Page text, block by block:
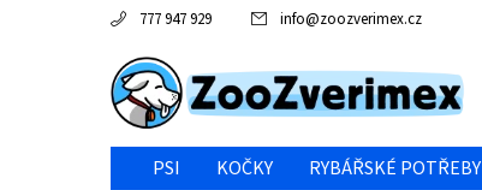
777 947 929 info@zoozverimex.cz
PSI KOČKY RYBÁŘSKÉ POTŘEBY